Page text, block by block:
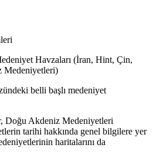
Havzaları (İran, Hint, Çin,
Medeniyetleri)
belli başlı medeniyet
Doğu Akdeniz Medeniyetleri
tarihi hakkında genel bilgilere yer
haritalarını da